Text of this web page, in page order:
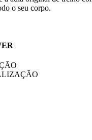
o seu corpo.